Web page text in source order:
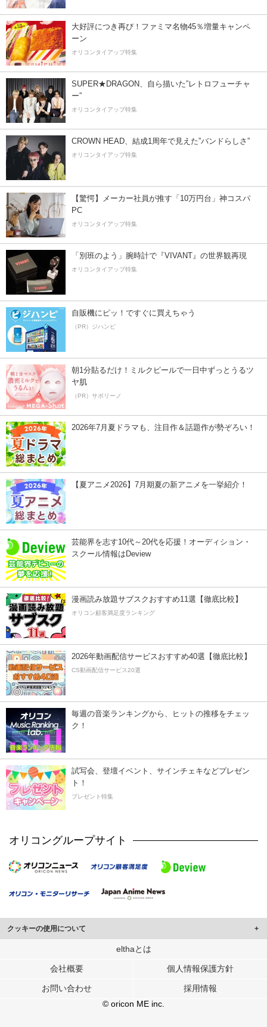
大好評につき再び！ファミマ名物45％増量キャンペ
ーン
オリコンタイアップ特集
SUPER★DRAGON、自ら描いた”レトロフューチャ
ー”
オリコンタイアップ特集
CROWN HEAD、結成1周年で見えた”バンドらしさ”
オリコンタイアップ特集
【驚愕】メーカー社員が推す「10万円台」神コスパ
PC
オリコンタイアップ特集
「別班のよう」腕時計で『VIVANT』の世界観再現
オリコンタイアップ特集
自販機にピッ！ですぐに買えちゃう
（PR）ジハンピ
朝1分貼るだけ！ミルクピールで一日中ずっとうるツ
ヤ肌
（PR）サボリーノ
2026年7月夏ドラマも、注目作＆話題作が勢ぞろい！
【夏アニメ2026】7月期夏の新アニメを一挙紹介！
芸能界を志す10代～20代を応援！オーディション・
スクール情報はDeview
漫画読み放題サブスクおすすめ11選【徹底比較】
オリコン顧客満足度ランキング
2026年動画配信サービスおすすめ40選【徹底比較】
CS動画配信サービス20選
毎週の音楽ランキングから、ヒットの推移をチェッ
ク！
試写会、登壇イベント、サインチェキなどプレゼン
ト！
プレゼント特集
オリコングループサイト
クッキーの使用について
このサイトでは Cookie を使用して、ユーザーに合わせたコンテンツや広告の
行っています。
メディアや広告配信、データ解析の各パートナーに提供しています。
ユーザーが各パートナーのサービスを使用したときに収集した他の情報を組み
elthaとは
会社概要 個人情報保護方針
お問い合わせ
採用情報
© oricon ME inc.